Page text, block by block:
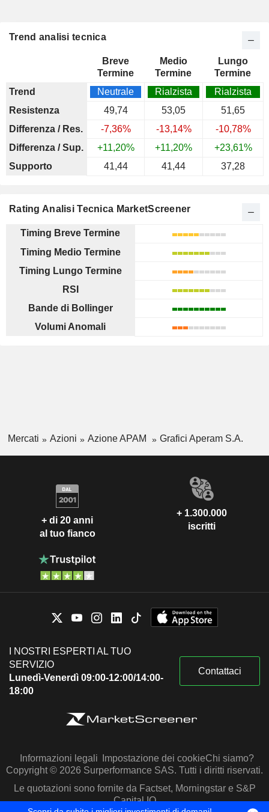
Trend analisi tecnica
Breve
Termine
Medio
Termine
Lungo
Termine
Trend
Neutrale Rialzista
Rialzista
Resistenza
49,74 53,05
51,65
Differenza / Res.
-7,36% -13,14%
-10,78%
Differenza / Sup.
+11,20% +11,20%
+23,61%
Supporto
41,44 41,44 37,28
Rating Analisi Tecnica MarketScreener
Timing Breve Termine
Timing Medio Termine
Timing Lungo Termine
RSI
Bande di Bollinger
Volumi Anomali
Mercati Azioni Azione APAM Grafici Aperam S.A.
+ di 20 anni
al tuo fianco
+ 1.300.000
iscritti
I NOSTRI ESPERTI AL TUO
SERVIZIO
Lunedì-Venerdì 09:00-12:00/14:00-
18:00
Contattaci
Informazioni legali Impostazione dei cookieChi siamo?
Copyright © 2026 Surperformance SAS. Tutti i diritti riservati.
Le quotazioni sono fornite da Factset, Morningstar e S&P
Capital IQ